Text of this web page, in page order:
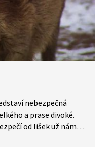
nebezpečná
a prase divoké.
od lišek už nám